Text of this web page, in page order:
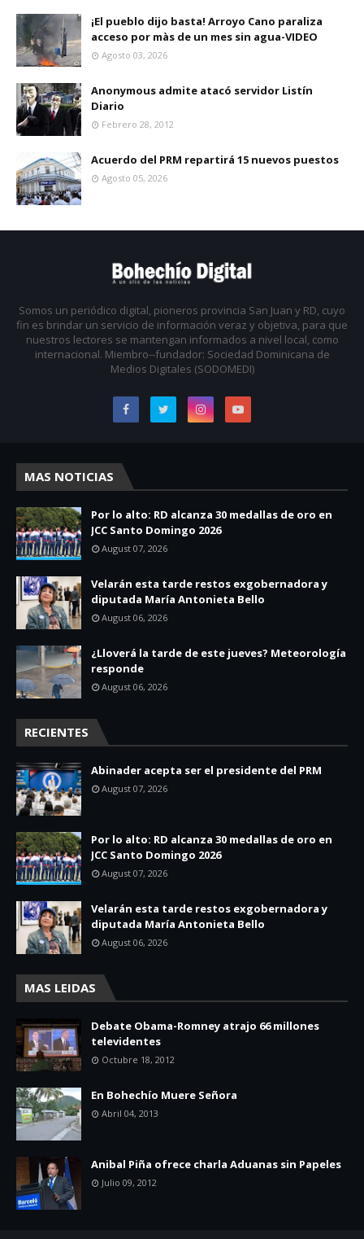
¡El pueblo dijo basta! Arroyo Cano paraliza
acceso por màs de un mes sin agua-VIDEO
Agosto 03, 2026
Anonymous admite atacó servidor Listín
Diario
Febrero 28, 2012
Acuerdo del PRM repartirá 15 nuevos puestos
Agosto 05, 2026
Somos un periódico digital, pioneros provincia San Juan y RD, cuyo
fin es brindar un servicio de información veraz y objetiva, para que
nuestros lectores se mantengan informados a nivel local, como
internacional. Miembro--fundador: Sociedad Dominicana de
Medios Digitales (SODOMEDI)
MAS NOTICIAS
Por lo alto: RD alcanza 30 medallas de oro en
JCC Santo Domingo 2026
August 07, 2026
Velarán esta tarde restos exgobernadora y
diputada María Antonieta Bello
August 06, 2026
¿Lloverá la tarde de este jueves? Meteorología
responde
August 06, 2026
RECIENTES
Abinader acepta ser el presidente del PRM
August 07, 2026
Por lo alto: RD alcanza 30 medallas de oro en
JCC Santo Domingo 2026
August 07, 2026
Velarán esta tarde restos exgobernadora y
diputada María Antonieta Bello
August 06, 2026
MAS LEIDAS
Debate Obama-Romney atrajo 66 millones
televidentes
Octubre 18, 2012
En Bohechío Muere Señora
Abril 04, 2013
Anibal Piña ofrece charla Aduanas sin Papeles
Julio 09, 2012